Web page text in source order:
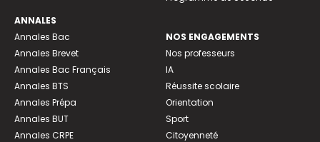
ANNALES
Annales Bac
Annales Brevet
Annales Bac Français
Annales BTS
Annales Prépa
Annales BUT
Annales CRPE
NOS ENGAGEMENTS
Nos professeurs
IA
Réussite scolaire
Orientation
Sport
Citoyenneté